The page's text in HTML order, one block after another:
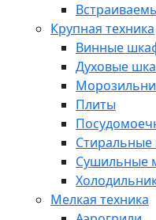
Крупная техника
Винные
Духовые
Плиты
Сушильные
Мелкая техника